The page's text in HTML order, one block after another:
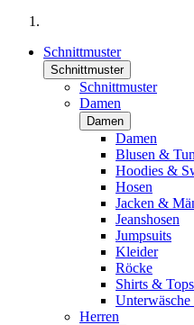
Schnittmuster
Schnittmuster
Schnittmuster
Damen
Damen
Damen
Blusen &
Hoodies &
Hosen
Jacken &
Jeanshosen
Jumpsuits
Kleider
Röcke
Shirts & Tops
Herren